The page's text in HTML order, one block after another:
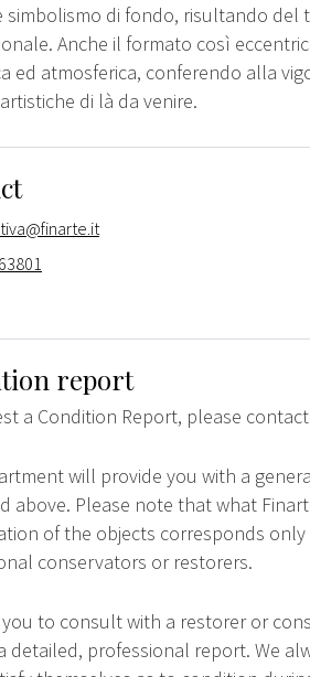
simbolismo di fondo, risultando
Anche il formato così
ed atmosferica, conferendo alla
di là da venire.
report
a Condition Report, please contact
will provide you with a
above. Please note that what
of the objects corresponds
conservators or restorers.
you to consult with a restorer or
detailed, professional report. We